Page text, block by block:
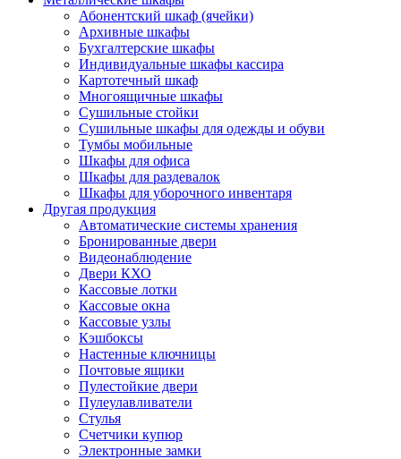
Абонентский шкаф (ячейки)
Архивные шкафы
Бухгалтерские шкафы
Индивидуальные шкафы кассира
Картотечный шкаф
Многоящичные шкафы
Сушильные стойки
Сушильные шкафы для одежды и обуви
Тумбы мобильные
Шкафы для офиса
Шкафы для раздевалок
Шкафы для уборочного инвентаря
Другая продукция
Автоматические системы хранения
Бронированные двери
Видеонаблюдение
Двери КХО
Кассовые лотки
Кассовые окна
Кассовые узлы
Кэшбоксы
Настенные ключницы
Почтовые ящики
Пулестойкие двери
Пулеулавливатели
Стулья
Счетчики купюр
Электронные замки